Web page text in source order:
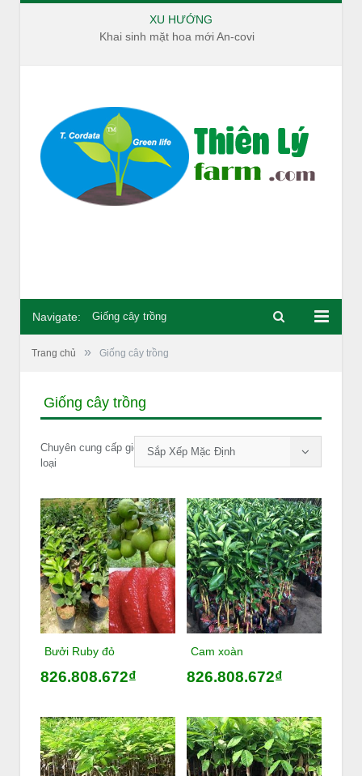
XU HƯỚNG
Khai sinh mặt hoa mới An-covi
Navigate: Giống cây trồng
Trang chủ » Giống cây trồng
Giống cây trồng
Chuyên cung cấp giống cây ăn quả, cây công nghiệp các
loại
Sắp Xếp Mặc Định
Bưởi Ruby đỏ
826.808.672₫
Cam xoàn
826.808.672₫